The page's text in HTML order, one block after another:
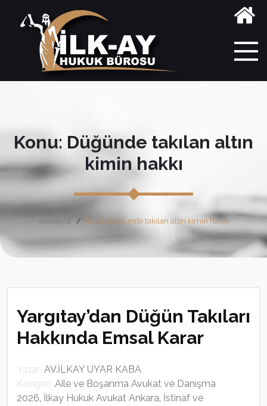
Konu: Düğünde takılan altın
kimin hakkı
Anasayfa Etiket: Düğünde takılan altın kimin hakkı
Yargıtay’dan Düğün Takıları
Hakkında Emsal Karar
Yazar: AV.İLKAY UYAR KABA
Kategori: Aile ve Boşanma Avukat ve Danışma
2026, İlkay Hukuk Avukat Ankara, İstinaf ve